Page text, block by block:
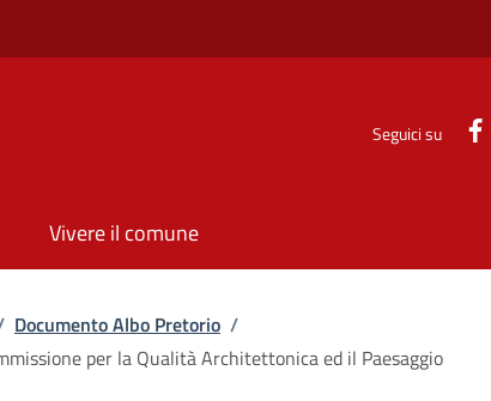
Seguici su
Vivere il comune
Documento Albo Pretorio /
per la Qualità Architettonica ed il Paesaggio